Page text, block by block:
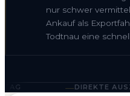
nur schwer
Ankauf als
Todtnau eine
DIREKTE AUSZAHLUNG